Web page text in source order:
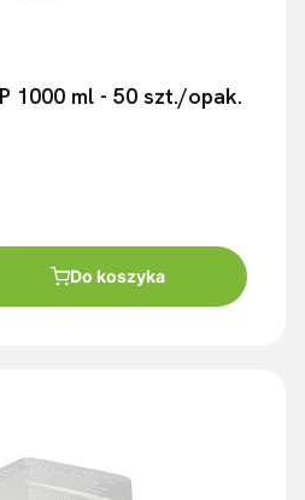
1000 ml - 50 szt./opak.
Do koszyka